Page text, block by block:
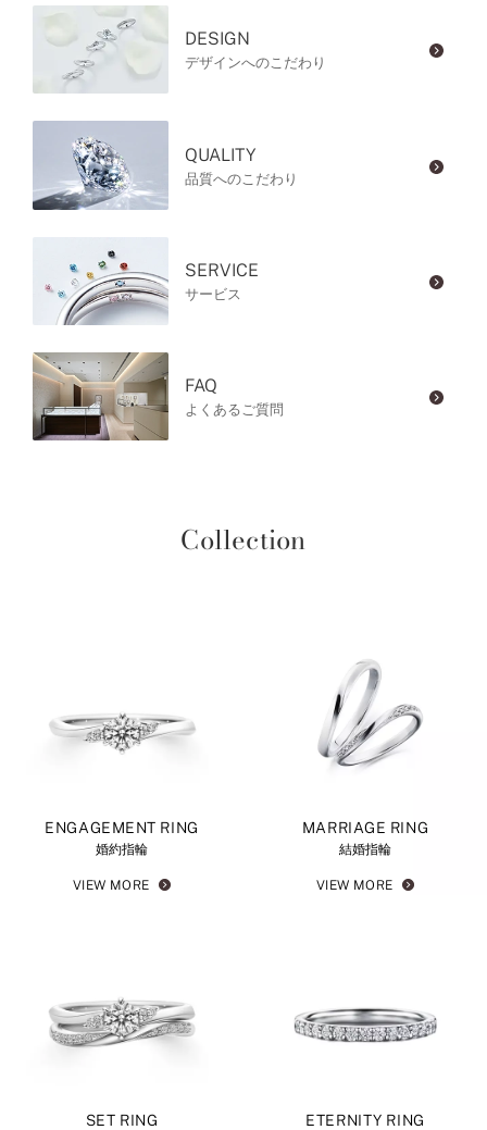
DESIGN
デザインへのこだわり
QUALITY
品質へのこだわり
SERVICE
サービス
FAQ
よくあるご質問
Collection
ENGAGEMENT RING
婚約指輪
VIEW MORE
MARRIAGE RING
結婚指輪
VIEW MORE
SET RING ETERNITY RING